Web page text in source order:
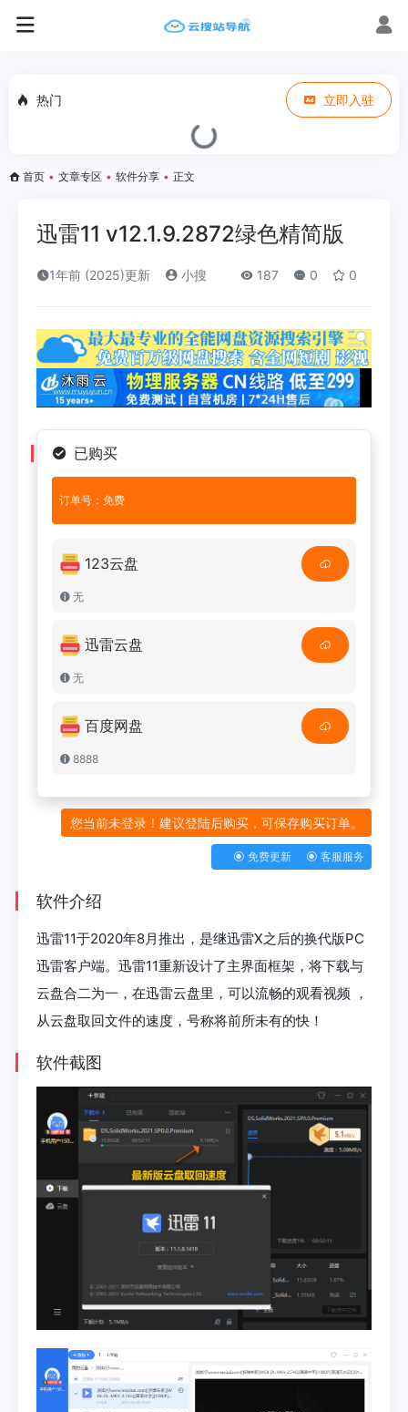
热门 立即入驻
首页 • 文章专区 • 软件分享 • 正文
迅雷11 v12.1.9.2872绿色精简版
1年前 (2025)更新 小搜 187 0 0
已购买
订单号：免费
123云盘
无
迅雷云盘
无
百度网盘
8888
您当前未登录！建议登陆后购买，可保存购买订单。
免费更新 客服服务
软件介绍
迅雷11于2020年8月推出，是继迅雷X之后的换代版PC
迅雷客户端。迅雷11重新设计了主界面框架，将下载与
云盘合二为一，在迅雷云盘里，可以流畅的观看视频 ，
从云盘取回文件的速度，号称将前所未有的快！
软件截图